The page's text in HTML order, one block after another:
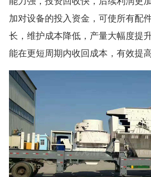
加对设备的投入资金，可使所有配
长，维护成本降低，产量大幅度提
能在更短周期内收回成本，有效提